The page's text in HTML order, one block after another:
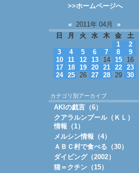
>>ホームページへ
« 2011年 04月 »
日
月 火 水 木 金
土
1
2
3
4 5 6 7 8
9
10
11 12 13 14 15
16
17
18 19 20 21 22
23
24
25 26 27 28 29 30
カテゴリ別アーカイブ
AKIの戯言（6）
クアラルンプール（ＫＬ）
情報（1）
メルシン情報（4）
ＡＢＣ村で食べる（30）
ダイビング（2002）
猫＝クチン（15）